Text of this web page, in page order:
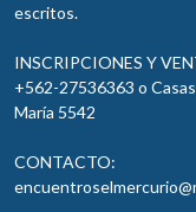
escritos.
INSCRIPCIONES Y
+562-27536363 o Casas
María 5542
CONTACTO: